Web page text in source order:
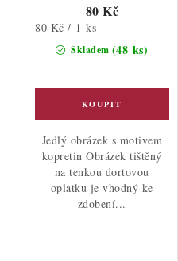
Skladem (48 ks)
80 Kč
Měrná
cena:
80 Kč / 1 ks
Jedlý obrázek s motivem
kopretin Obrázek tištěný
na tenkou dortovou
oplatku je vhodný ke
zdobení...